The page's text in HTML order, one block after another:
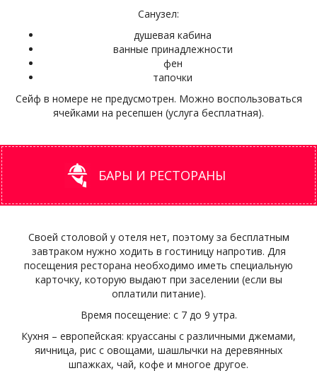
Санузел:
душевая кабина
ванные принадлежности
фен
тапочки
Сейф в номере не предусмотрен. Можно воспользоваться
ячейками на ресепшен (услуга бесплатная).
БАРЫ И РЕСТОРАНЫ
Своей столовой у отеля нет, поэтому за бесплатным
завтраком нужно ходить в гостиницу напротив. Для
посещения ресторана необходимо иметь специальную
карточку, которую выдают при заселении (если вы
оплатили питание).
Время посещение: с 7 до 9 утра.
Кухня – европейская: круассаны с различными джемами,
яичница, рис с овощами, шашлычки на деревянных
шпажках, чай, кофе и многое другое.